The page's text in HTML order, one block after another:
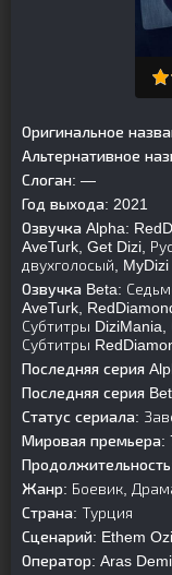
Оригинальное
Альтернативное
Слоган: —
Год выхода: 2021
Озвучка Alpha:
AveTurk, Get Dizi,
двухголосый, MyDizi
Озвучка Beta:
AveTurk,
Субтитры DiziMania,
Субтитры
Последняя серия
Последняя серия
Статус сериала:
Мировая премьера:
Жанр: Боевик,
Страна: Турция
Сценарий: Ethem
Оператор: Aras